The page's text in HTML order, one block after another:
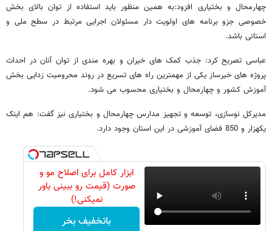
چهارمحال و بختیاری افزود:به همین منظور باید استفاده از توان بالای بخش
خصوصی جزو برنامه های اولویت دار مسئولان اجرایی مرتبط در سطح ملی و
استانی باشد.
عباسی تصریح کرد: جذب کمک های خیران و بهره مندی از توان آنان در احداث
پروژه های خیرساز یکی از مهمترین راه های تسریع در روند محرومیت زدایی بخش
آموزش کشور و چهارمحال و بختیاری محسوب می شود.
مدیرکل نوسازی، توسعه و تجهیز مدارس چهارمحال و بختیاری نیز گفت: هم اینک
یکهزار و 850 فضای آموزشی در این استان وجود دارد.
ابزار کامل برای اصلاح مو و
صورت (قیمت رو ببینی باور
نمیکنی!)
باتخفیف بخر